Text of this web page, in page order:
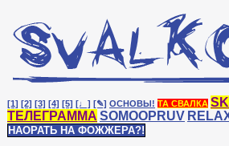
[1] [2] [3] [4] [5] [♩] [✎] ОСНОВЫ! ТА СВАЛКА
ТЕЛЕГРАММА SOMOOPRUV
НАОРАТЬ НА ФОЖЖЕРА?!